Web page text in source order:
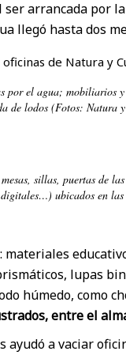
arrancada por
llegó hasta dos
por el agua; mobiliarios
de lodos (Fotos: Natura
sillas, puertas de
ubicados en
lupas
húmedo, como
entre el
a vaciar